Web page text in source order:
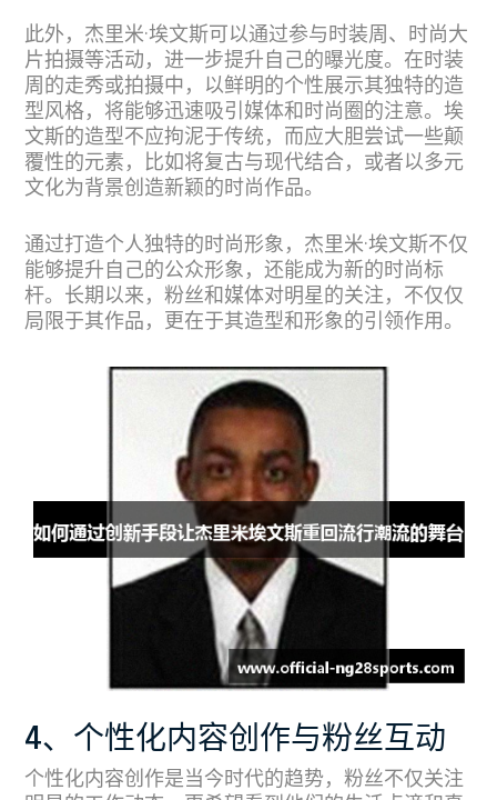
此外，杰里米·埃文斯可以通过参与时装周、时尚大
片拍摄等活动，进一步提升自己的曝光度。在时装
周的走秀或拍摄中，以鲜明的个性展示其独特的造
型风格，将能够迅速吸引媒体和时尚圈的注意。埃
文斯的造型不应拘泥于传统，而应大胆尝试一些颠
覆性的元素，比如将复古与现代结合，或者以多元
文化为背景创造新颖的时尚作品。
通过打造个人独特的时尚形象，杰里米·埃文斯不仅
能够提升自己的公众形象，还能成为新的时尚标
杆。长期以来，粉丝和媒体对明星的关注，不仅仅
局限于其作品，更在于其造型和形象的引领作用。
4、个性化内容创作与粉丝互动
个性化内容创作是当今时代的趋势，粉丝不仅关注